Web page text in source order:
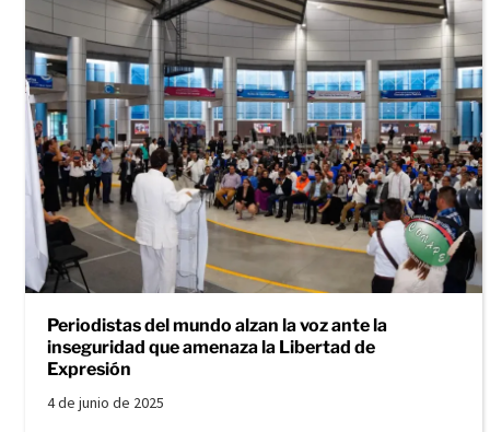
Periodistas del mundo alzan la voz ante la
inseguridad que amenaza la Libertad de
Expresión
4 de junio de 2025